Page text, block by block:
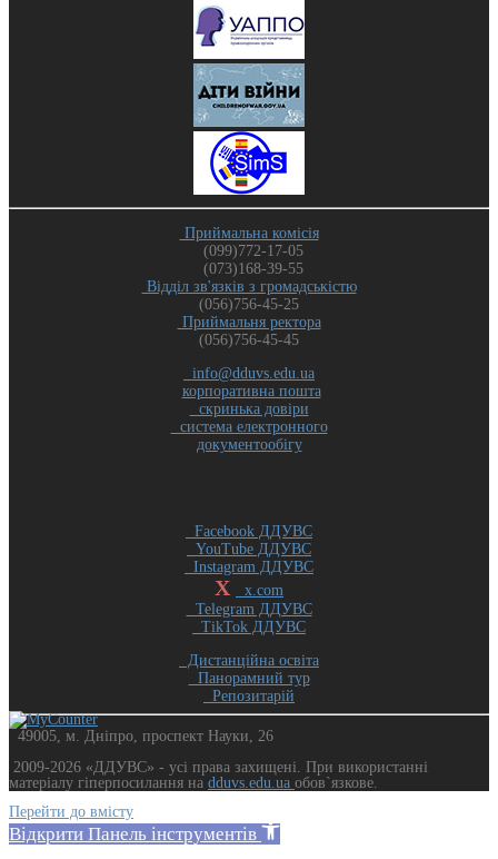
Приймальна комісія
(099)772-17-05
(073)168-39-55
Відділ зв'язків з громадськістю
(056)756-45-25
Приймальня ректора
(056)756-45-45
info@dduvs.edu.ua
корпоративна пошта
скринька довіри
система електронного
документообігу
Facebook ДДУВС
YouTube ДДУВС
Instagram ДДУВС
X
x.com
Telegram ДДУВС
TikTok ДДУВС
Дистанційна освіта
Панорамний тур
Репозитарій
49005, м. Дніпро, проспект Науки, 26
2009-2026 «ДДУВС» - усi права захищенi. При використанні
матеріалу гіперпосилання на dduvs.edu.ua обов`язкове.
Перейти до вмісту
Відкрити Панель інструментів